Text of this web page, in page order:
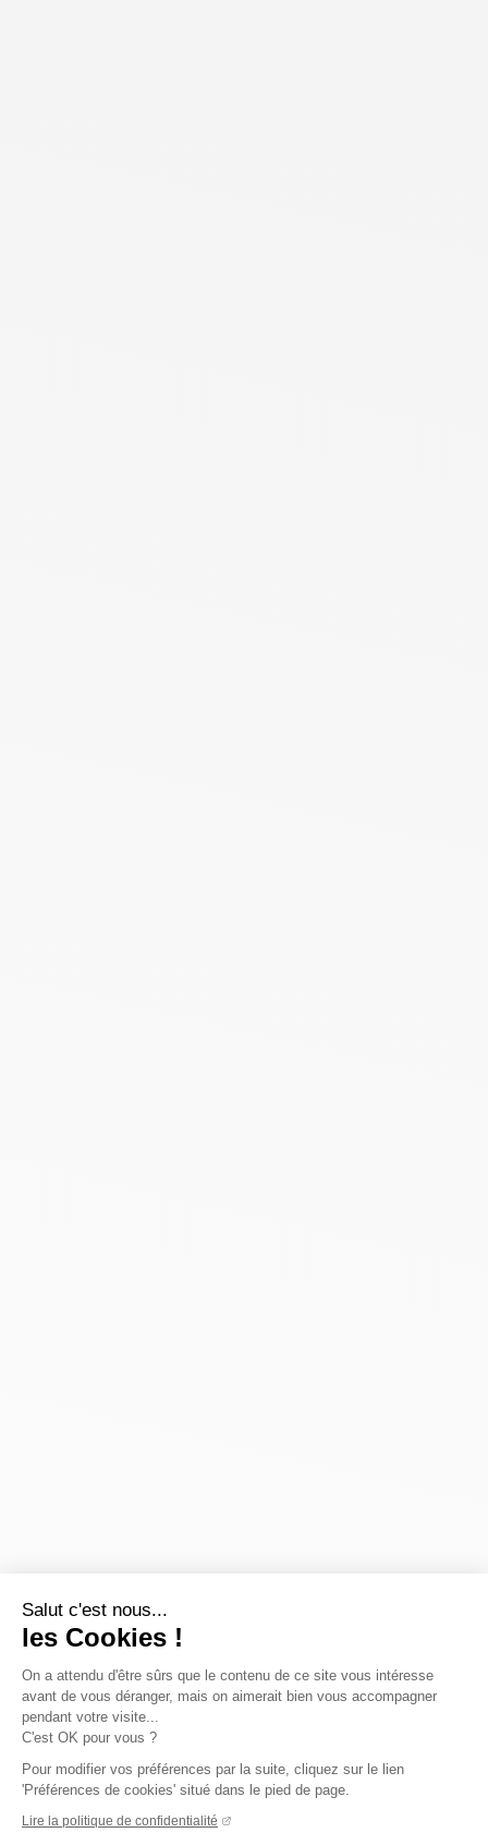
Salut c'est nous...
les Cookies !
On a attendu d'être sûrs que le contenu de ce site vous intéresse
avant de vous déranger, mais on aimerait bien vous accompagner
pendant votre visite...
C'est OK pour vous ?
Pour modifier vos préférences par la suite, cliquez sur le lien
'Préférences de cookies' situé dans le pied de page.
Lire la politique de confidentialité